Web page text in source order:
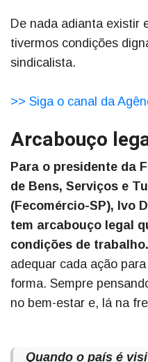
De nada adianta existir
tivermos condições
sindicalista.
>> Siga o canal da
Arcabouço
Para o presidente da
de Bens, Serviços e
(Fecomércio-SP), Ivo
tem arcabouço legal
condições de trabalho.
adequar cada ação
forma. Sempre
no bem-estar e, lá na
Quando o país é